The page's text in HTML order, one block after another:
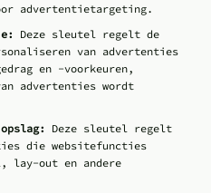
advertentietargeting.
:
Deze sleutel regelt de
van advertenties
en -voorkeuren,
advertenties wordt
:
Deze sleutel regelt
die websitefuncties
lay-out en andere